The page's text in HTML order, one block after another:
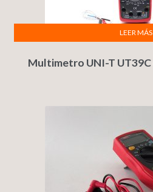
Multimetro UNI-T
LEER MÁS